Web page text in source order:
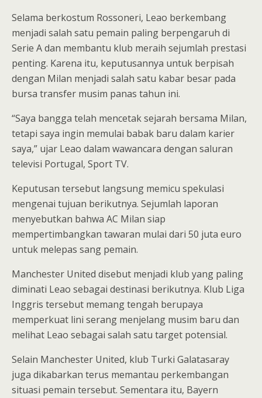
Selama berkostum Rossoneri, Leao berkembang
menjadi salah satu pemain paling berpengaruh di
Serie A dan membantu klub meraih sejumlah prestasi
penting. Karena itu, keputusannya untuk berpisah
dengan Milan menjadi salah satu kabar besar pada
bursa transfer musim panas tahun ini.
“Saya bangga telah mencetak sejarah bersama Milan,
tetapi saya ingin memulai babak baru dalam karier
saya,” ujar Leao dalam wawancara dengan saluran
televisi Portugal, Sport TV.
Keputusan tersebut langsung memicu spekulasi
mengenai tujuan berikutnya. Sejumlah laporan
menyebutkan bahwa AC Milan siap
mempertimbangkan tawaran mulai dari 50 juta euro
untuk melepas sang pemain.
Manchester United disebut menjadi klub yang paling
diminati Leao sebagai destinasi berikutnya. Klub Liga
Inggris tersebut memang tengah berupaya
memperkuat lini serang menjelang musim baru dan
melihat Leao sebagai salah satu target potensial.
Selain Manchester United, klub Turki Galatasaray
juga dikabarkan terus memantau perkembangan
situasi pemain tersebut. Sementara itu, Bayern